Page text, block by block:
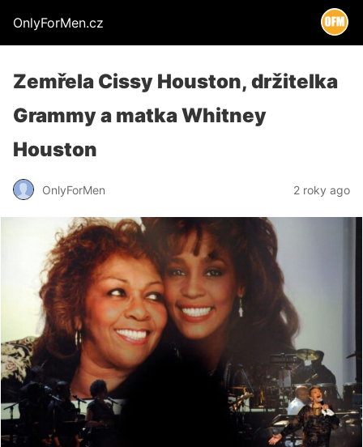
OnlyForMen.cz
Zemřela Cissy Houston, držitelka
Grammy a matka Whitney
Houston
OnlyForMen 2 roky ago